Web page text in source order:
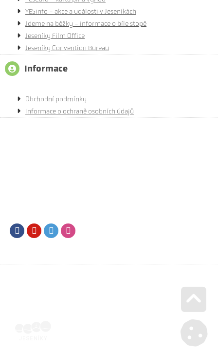
YESinfo - akce a události v Jeseníkách
Jdeme na běžky - informace o bíle stopě
Jeseníky Film Office
Jeseníky Convention Bureau
Informace
Obchodní podmínky
Informace o ochraně osobních údajů
FacebookYoutubeTwitter
Go